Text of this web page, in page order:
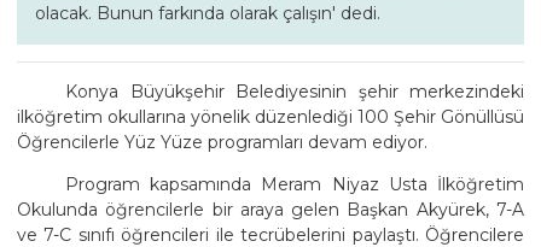
olacak. Bunun farkında olarak çalışın' dedi.
Konya Büyükşehir Belediyesinin şehir merkezindeki
ilköğretim okullarına yönelik düzenlediği 100 Şehir Gönüllüsü
Öğrencilerle Yüz Yüze programları devam ediyor.
Program kapsamında Meram Niyaz Usta İlköğretim
Okulunda öğrencilerle bir araya gelen Başkan Akyürek, 7-A
ve 7-C sınıfı öğrencileri ile tecrübelerini paylaştı. Öğrencilere